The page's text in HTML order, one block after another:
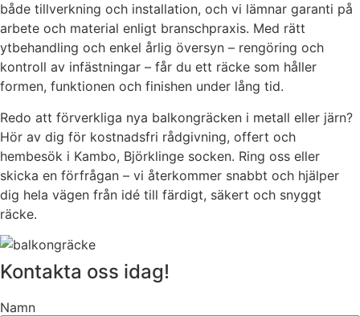
både tillverkning och installation, och vi lämnar garanti på
arbete och material enligt branschpraxis. Med rätt
ytbehandling och enkel årlig översyn – rengöring och
kontroll av infästningar – får du ett räcke som håller
formen, funktionen och finishen under lång tid.
Redo att förverkliga nya balkongräcken i metall eller järn?
Hör av dig för kostnadsfri rådgivning, offert och
hembesök i Kambo, Björklinge socken. Ring oss eller
skicka en förfrågan – vi återkommer snabbt och hjälper
dig hela vägen från idé till färdigt, säkert och snyggt
räcke.
Kontakta oss idag!
Namn